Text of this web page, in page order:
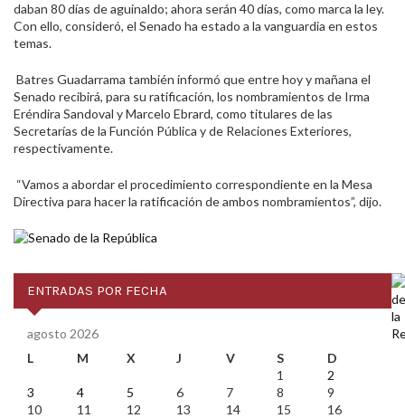
daban 80 días de aguinaldo; ahora serán 40 días, como marca la ley.
Con ello, consideró, el Senado ha estado a la vanguardia en estos
temas.
Batres Guadarrama también informó que entre hoy y mañana el
Senado recibirá, para su ratificación, los nombramientos de Irma
Eréndira Sandoval y Marcelo Ebrard, como titulares de las
Secretarías de la Función Pública y de Relaciones Exteriores,
respectivamente.
“Vamos a abordar el procedimiento correspondiente en la Mesa
Directiva para hacer la ratificación de ambos nombramientos”, dijo.
ENTRADAS POR FECHA
agosto 2026
L
M X J V S
D
1
2
3
4 5 6 7 8
9
10
11 12 13 14 15
16